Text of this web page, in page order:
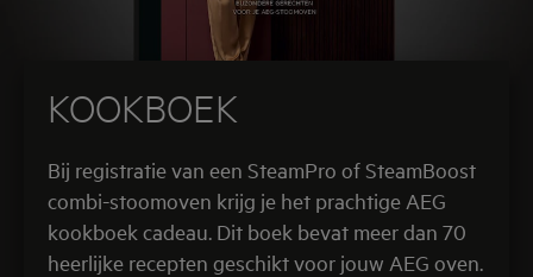
KOOKBOEK
Bij registratie van een SteamPro of SteamBoost
combi-stoomoven krijg je het prachtige AEG
kookboek cadeau. Dit boek bevat meer dan 70
heerlijke recepten geschikt voor jouw AEG oven.